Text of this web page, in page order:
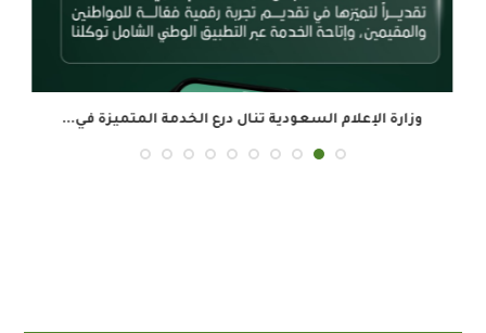
وزارة الإعلام السعودية تنال درع الخدمة المتميزة في...